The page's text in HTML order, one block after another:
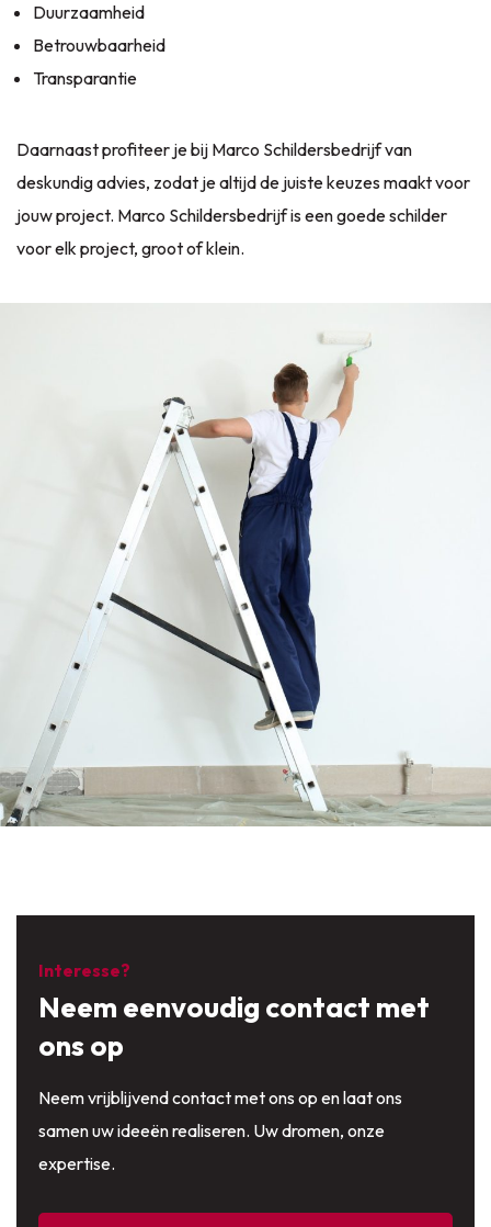
Duurzaamheid
Betrouwbaarheid
Transparantie
Daarnaast profiteer je bij Marco Schildersbedrijf van
deskundig advies, zodat je altijd de juiste keuzes maakt voor
jouw project. Marco Schildersbedrijf is een goede schilder
voor elk project, groot of klein.
Interesse?
Neem eenvoudig contact met
ons op
Neem vrijblijvend contact met ons op en laat ons
samen uw ideeën realiseren. Uw dromen, onze
expertise.